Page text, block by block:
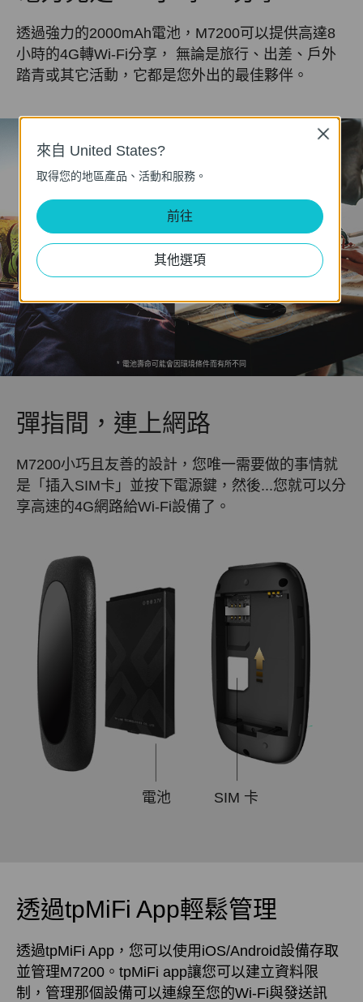
透過強力的2000mAh電池，M7200可以提供高達8
小時的4G轉Wi-Fi分享，
無論是旅行、出差、戶外
踏青或其它活動，它都是您外出的最佳夥伴。
8
小時
* 電池壽命可能會因環境條件而有所不同
彈指間，連上網路
M7200小巧且友善的設計，您唯一需要做的事情就
是「插入SIM卡」並按下電源鍵，然後...您就可以分
享高速的4G網路給Wi-Fi設備了。
電池 SIM 卡
透過tpMiFi App輕鬆管理
透過tpMiFi App，您可以使用iOS/Android設備存取
並管理M7200。tpMiFi app讓您可以建立資料限
制，管理那個設備可以連線至您的Wi-Fi與發送訊
來自 United States?
取得您的地區產品、活動和服務。
前往
其他選項
Close